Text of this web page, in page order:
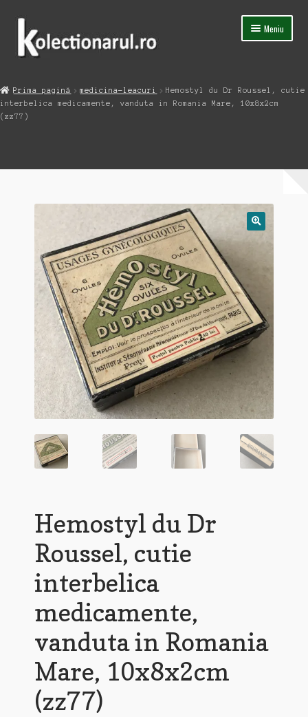
Sari
navigare
Sari
conținut
Meniu
Magazin
Extinde
Blog
Contact
Prima pagină medicina-leacuri
Hemostyl du Dr Roussel, cutie
interbelica medicamente, vanduta in Romania Mare, 10x8x2cm
(zz77)
Hemostyl du Dr
Roussel, cutie
interbelica
medicamente,
vanduta in Romania
Mare, 10x8x2cm
(zz77)